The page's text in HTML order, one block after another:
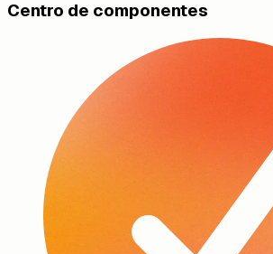
Centro de componentes